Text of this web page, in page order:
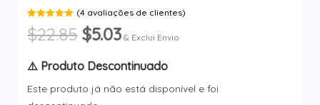
Avaliado em
5.00de 5
com base
4
avaliações
de clientes
(4 avaliações de clientes)
$22.85 O
original
era:
$5.03O
atual
é:
& Exclui Envio
⚠️ Produto Descontinuado
Este produto já não está disponível e foi